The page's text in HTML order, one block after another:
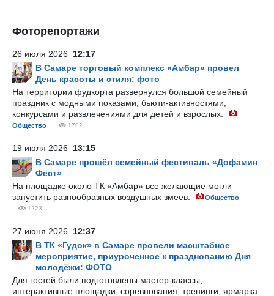
Фоторепортажи
26 июля 2026 12:17
В Самаре торговый комплекс «Амбар» провел
День красоты и стиля: фото
На территории фудкорта развернулся большой семейный
праздник с модными показами, бьюти-активностями,
конкурсами и развлечениями для детей и взрослых.
Общество 1702
19 июля 2026 13:15
В Самаре прошёл семейный фестиваль «Дофамин
Фест»
На площадке около ТК «Амбар» все желающие могли
запустить разнообразных воздушных змеев.
Общество
1223
27 июня 2026 12:37
В ТК «Гудок» в Самаре провели масштабное
мероприятие, приуроченное к празднованию Дня
молодёжи: ФОТО
Для гостей были подготовлены мастер-классы,
интерактивные площадки, соревнования, тренинги, ярмарка